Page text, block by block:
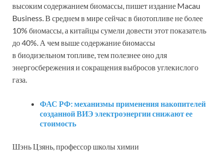
высоким содержанием биомассы, пишет издание Macau
Business. В среднем в мире сейчас в биотопливе не более
10% биомассы, а китайцы сумели довести этот показатель
до 40%. А чем выше содержание биомассы
в биодизельном топливе, тем полезнее оно для
энергосбережения и сокращения выбросов углекислого
газа.
ФАС РФ: механизмы применения накопителей
созданной ВИЭ электроэнергии снижают ее
стоимость
Шэнь Цзянь, профессор школы химии